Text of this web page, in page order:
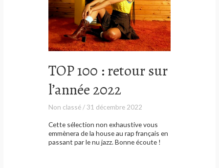
TOP 100 : retour sur
l’année 2022
Non classé/31 décembre 2022
Cette sélection non exhaustive vous
emmènera de la house au rap français en
passant par le nu jazz. Bonne écoute !